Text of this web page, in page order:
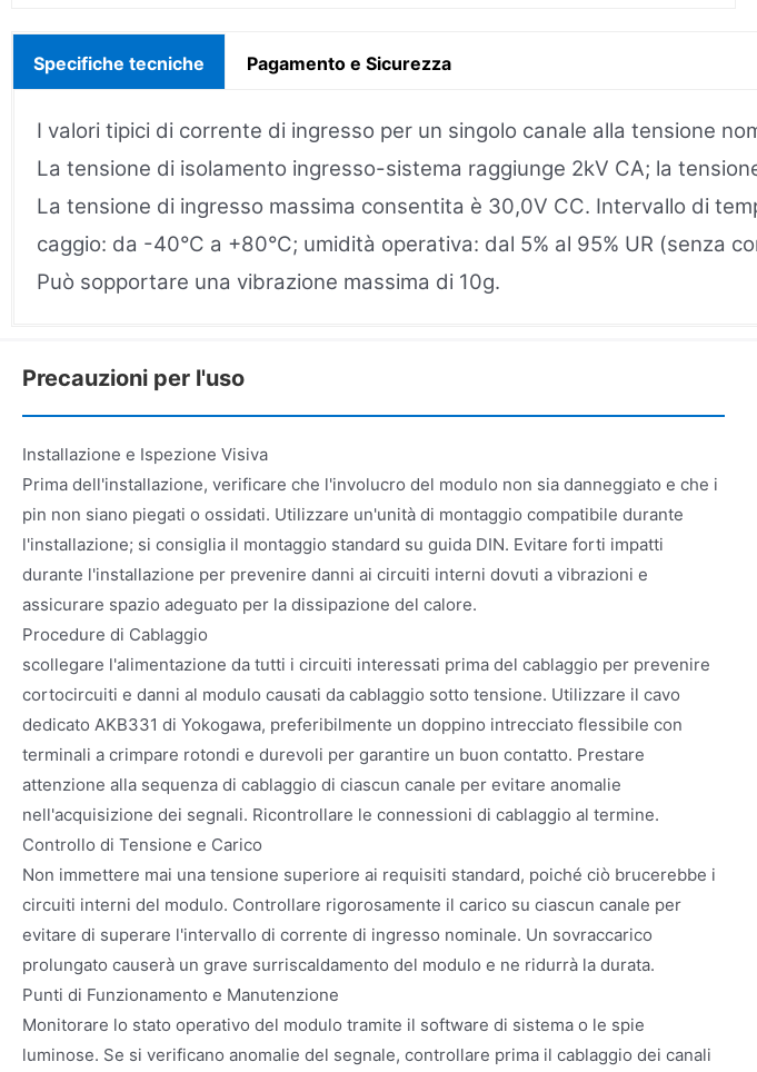
Specifiche tecniche Pagamento e Sicurezza
I valori tipici di corrente di ingresso per un singolo canale alla tensione
La tensione di isolamento ingresso-sistema raggiunge 2kV CA; la
La tensione di ingresso massima consentita è 30,0V CC. Intervallo di
caggio: da -40°C a +80°C; umidità operativa: dal 5% al 95% UR (senza
Può sopportare una vibrazione massima di 10g.
Precauzioni per l'uso
Installazione e Ispezione Visiva
Prima dell'installazione, verificare che l'involucro del modulo non sia danneggiato e che i
pin non siano piegati o ossidati. Utilizzare un'unità di montaggio compatibile durante
l'installazione; si consiglia il montaggio standard su guida DIN. Evitare forti impatti
durante l'installazione per prevenire danni ai circuiti interni dovuti a vibrazioni e
assicurare spazio adeguato per la dissipazione del calore.
Procedure di Cablaggio
scollegare l'alimentazione da tutti i circuiti interessati prima del cablaggio per prevenire
cortocircuiti e danni al modulo causati da cablaggio sotto tensione. Utilizzare il cavo
dedicato AKB331 di Yokogawa, preferibilmente un doppino intrecciato flessibile con
terminali a crimpare rotondi e durevoli per garantire un buon contatto. Prestare
attenzione alla sequenza di cablaggio di ciascun canale per evitare anomalie
nell'acquisizione dei segnali. Ricontrollare le connessioni di cablaggio al termine.
Controllo di Tensione e Carico
Non immettere mai una tensione superiore ai requisiti standard, poiché ciò brucerebbe i
circuiti interni del modulo. Controllare rigorosamente il carico su ciascun canale per
evitare di superare l'intervallo di corrente di ingresso nominale. Un sovraccarico
prolungato causerà un grave surriscaldamento del modulo e ne ridurrà la durata.
Punti di Funzionamento e Manutenzione
Monitorare lo stato operativo del modulo tramite il software di sistema o le spie
luminose. Se si verificano anomalie del segnale, controllare prima il cablaggio dei canali